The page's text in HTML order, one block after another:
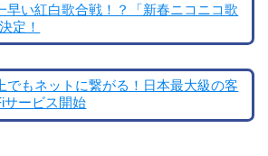
早い紅白歌合戦！？「新春ニコニコ歌
定！
でもネットに繋がる！日本最大級の客
サービス開始